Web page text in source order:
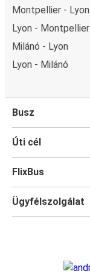
Montpellier - Lyon
Lyon - Montpellier
Milánó - Lyon
Lyon - Milánó
Busz
Úti cél
FlixBus
Ügyfélszolgálat